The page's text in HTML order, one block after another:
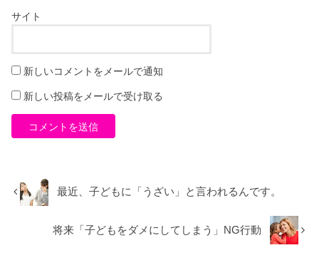
サイト
新しいコメントをメールで通知
新しい投稿をメールで受け取る
最近、子どもに「うざい」と言われるんです。
将来「子どもをダメにしてしまう」NG行動